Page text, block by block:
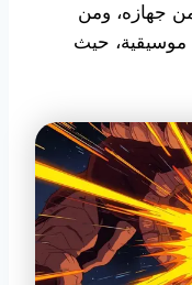
جهازه، ومن
موسيقية، حيث